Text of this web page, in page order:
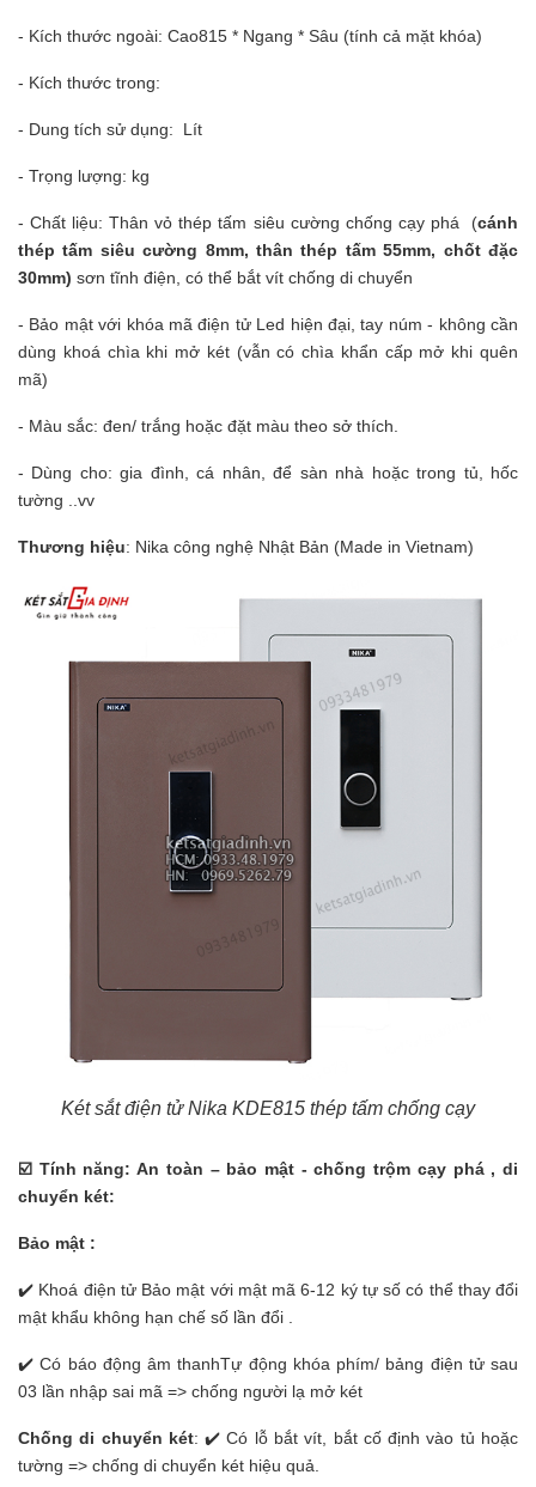
- Kích thước ngoài: Cao815 * Ngang * Sâu (tính cả mặt khóa)
- Kích thước trong:
- Dung tích sử dụng: Lít
- Trọng lượng: kg
- Chất liệu: Thân vỏ thép tấm siêu cường chống cạy phá (cánh
thép tấm siêu cường 8mm, thân thép tấm 55mm, chốt đặc
30mm) sơn tĩnh điện, có thể bắt vít chống di chuyển
- Bảo mật với khóa mã điện tử Led hiện đại, tay núm - không cần
dùng khoá chìa khi mở két (vẫn có chìa khẩn cấp mở khi quên
mã)
- Màu sắc: đen/ trắng hoặc đặt màu theo sở thích.
- Dùng cho: gia đình, cá nhân, để sàn nhà hoặc trong tủ, hốc
tường ..vv
Th­ương hiệu: Nika công nghệ Nhật Bản (Made in Vietnam)
Két sắt điện tử Nika KDE815 thép tấm chống cạy
☑ ️ Tính năng: An toàn – bảo mật - chống trộm cạy phá , di
chuyển két:
Bảo mật :
✔️ Khoá điện tử Bảo mật với mật mã 6-12 ký tự số có thể thay đổi
mật khẩu không hạn chế số lần đổi .
✔️ Có báo động âm thanhTự động khóa phím/ bảng điện tử sau
03 lần nhập sai mã => chống người lạ mở két
Chống di chuyển két: ✔️ Có lỗ bắt vít, bắt cố định vào tủ hoặc
tường => chống di chuyển két hiệu quả.